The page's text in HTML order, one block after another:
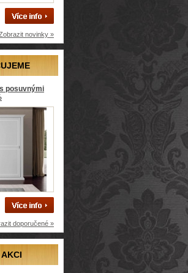
novinky »
posuvnými
doporučené »